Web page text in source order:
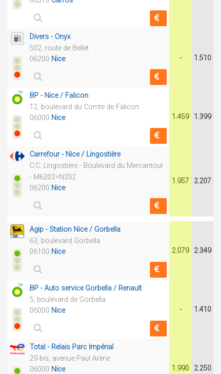
Divers - Onyx
502, route de Bellet
06200 Nice - 1.510
BP - Nice / Falicon
12, boulevard du Comte de Falicon
06000 Nice 1.459 1.399
Carrefour - Nice / Lingostière
C.C. Lingostière - Boulevard du Mercantour
- M6202=N202
06200 Nice
1.957 2.207
Agip - Station Nice / Gorbella
63, boulevard Gorbella
06100 Nice 2.079 2.349
BP - Auto service Gorbella / Renault
5, boulevard de Gorbella
06000 Nice - 1.410
Total - Relais Parc Impérial
29 bis, avenue Paul Arène
06000 Nice 1.990 2.250